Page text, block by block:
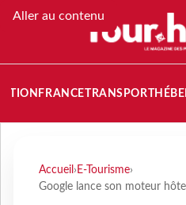
Aller au contenu
FRANCETRANSPORT
Accueil › E-Tourisme›
Google lance son moteur